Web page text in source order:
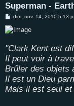
Superman -
M
s
s
g
e
dim. nov. 14, 2010 5:13
"Clark Kent est
Il peut voir à
Brûler des objets
Il est un Dieu
Mais il est seul